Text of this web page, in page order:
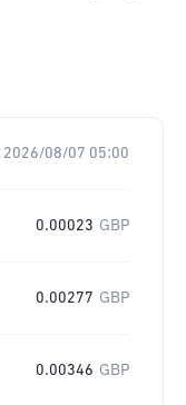
2026/08/07 05:00
0.00023 GBP
0.00277 GBP
0.00346 GBP